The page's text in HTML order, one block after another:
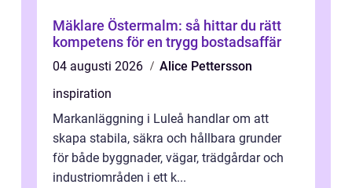
Mäklare Östermalm: så hittar du rätt
kompetens för en trygg bostadsaffär
04 augusti 2026
Alice Pettersson
inspiration
Markanläggning i Luleå handlar om att
skapa stabila, säkra och hållbara grunder
för både byggnader, vägar, trädgårdar och
industriområden i ett k...